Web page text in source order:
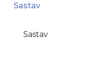
Sastav
Sastav